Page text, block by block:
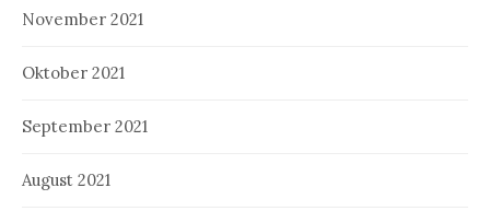
November 2021
Oktober 2021
September 2021
August 2021